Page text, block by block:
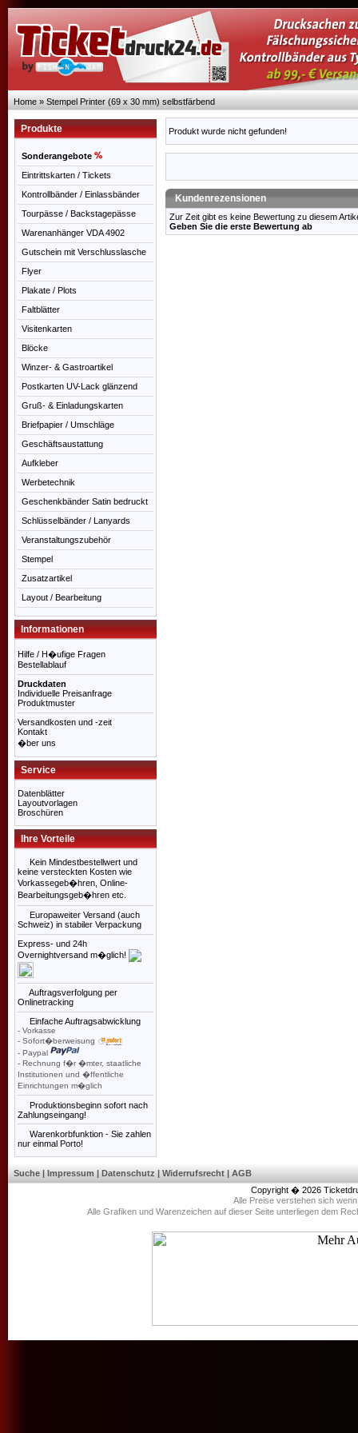
Home » Stempel Printer (69 x 30 mm) selbstfärbend
Produkte
Sonderangebote
Eintrittskarten / Tickets
Kontrollbänder / Einlassbänder
Tourpässe / Backstagepässe
Warenanhänger VDA 4902
Gutschein mit Verschlusslasche
Flyer
Plakate / Plots
Faltblätter
Visitenkarten
Blöcke
Winzer- & Gastroartikel
Postkarten UV-Lack glänzend
Gruß- & Einladungskarten
Briefpapier / Umschläge
Geschäftsaustattung
Aufkleber
Werbetechnik
Geschenkbänder Satin bedruckt
Schlüsselbänder / Lanyards
Veranstaltungszubehör
Stempel
Zusatzartikel
Layout / Bearbeitung
Informationen
Hilfe / H�ufige Fragen
Bestellablauf
Druckdaten
Individuelle Preisanfrage
Produktmuster
Versandkosten und -zeit
Kontakt
�ber uns
Service
Datenblätter
Layoutvorlagen
Broschüren
Ihre Vorteile
Kein Mindestbestellwert und
keine versteckten Kosten wie
Vorkassegeb�hren, Online-
Bearbeitungsgeb�hren etc.
Europaweiter Versand (auch
Schweiz) in stabiler Verpackung
Express- und 24h
Overnightversand m�glich!
Auftragsverfolgung per
Onlinetracking
Einfache Auftragsabwicklung
- Vorkasse
- Sofort�berweisung
- Paypal
- Rechnung f�r �mter, staatliche
Institutionen und �ffentliche
Einrichtungen m�glich
Produktionsbeginn sofort nach
Zahlungseingang!
Warenkorbfunktion - Sie zahlen
nur einmal Porto!
Produkt wurde nicht gefunden!
Kundenrezensionen
Zur Zeit gibt es keine Bewertung zu diesem
Geben Sie die erste Bewertung ab
Suche | Impressum | Datenschutz | Widerrufsrecht | AGB
Copyright � 2026
Alle Preise verstehen sich
Alle Grafiken und Warenzeichen auf dieser Seite unterliegen dem